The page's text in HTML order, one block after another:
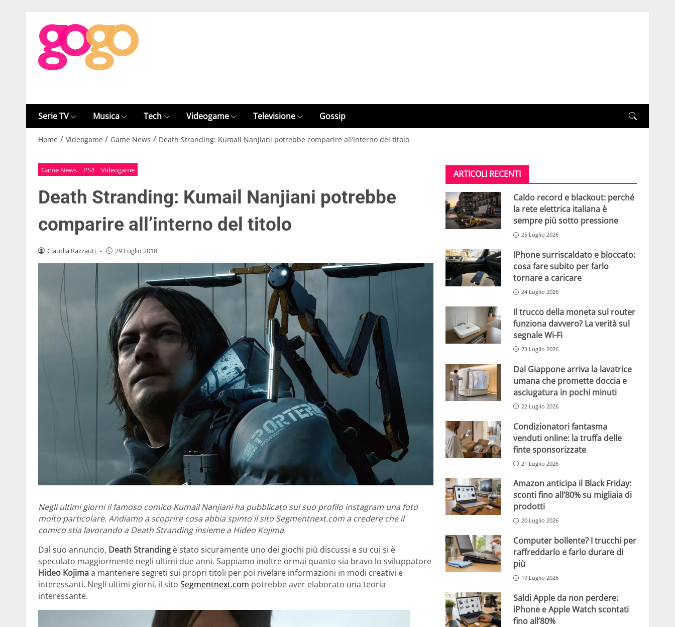
Serie TV Musica Tech Videogame Televisione Gossip
Home / Videogame / Game News / Death Stranding: Kumail Nanjiani potrebbe comparire all’interno del titolo
Game News PS4 Videogame
Death Stranding: Kumail Nanjiani potrebbe
comparire all’interno del titolo
Claudia Razzauti - 29 Luglio 2018
Negli ultimi giorni il famoso comico Kumail Nanjiani ha pubblicato sul suo profilo instagram una foto
molto particolare. Andiamo a scoprire cosa abbia spinto il sito Segmentnext.com a credere che il
comico stia lavorando a Death Stranding insieme a Hideo Kojima.
Dal suo annuncio, Death Stranding è stato sicuramente uno dei giochi più discussi e su cui si è
speculato maggiormente negli ultimi due anni. Sappiamo inoltre ormai quanto sia bravo lo sviluppatore
Hideo Kojimaa mantenere segreti sui propri titoli per poi rivelare informazioni in modi creativi e
interessanti. Negli ultimi giorni, il sito Segmentnext.com potrebbe aver elaborato una teoria
interessante.
ARTICOLI RECENTI
Caldo record e blackout: perché
la rete elettrica italiana è
sempre più sotto pressione
25 Luglio 2026
IPhone surriscaldato e bloccato:
cosa fare subito per farlo
tornare a caricare
24 Luglio 2026
Il trucco della moneta sul router
funziona davvero? La verità sul
segnale Wi-Fi
23 Luglio 2026
Dal Giappone arriva la lavatrice
umana che promette doccia e
asciugatura in pochi minuti
22 Luglio 2026
Condizionatori fantasma
venduti online: la truffa delle
finte sponsorizzate
21 Luglio 2026
Amazon anticipa il Black Friday:
sconti fino all’80% su migliaia di
prodotti
20 Luglio 2026
Computer bollente? I trucchi per
raffreddarlo e farlo durare di
più
19 Luglio 2026
Saldi Apple da non perdere:
iPhone e Apple Watch scontati
fino all’80%